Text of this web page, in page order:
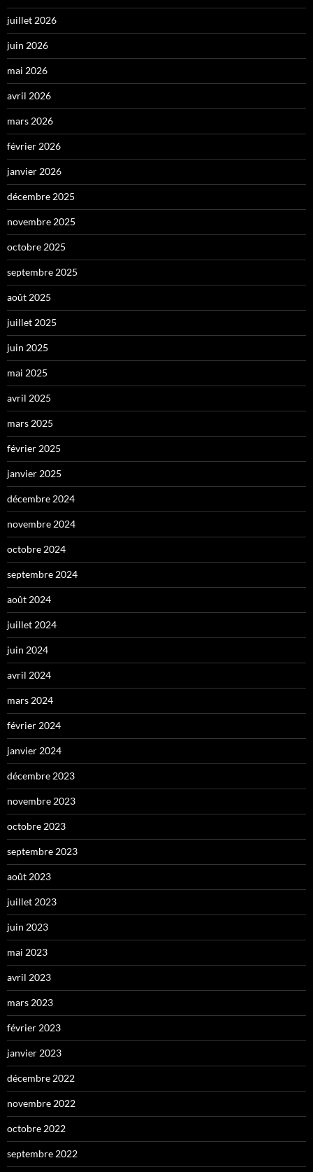
juillet 2026
juin 2026
mai 2026
avril 2026
mars 2026
février 2026
janvier 2026
décembre 2025
novembre 2025
octobre 2025
septembre 2025
août 2025
juillet 2025
juin 2025
mai 2025
avril 2025
mars 2025
février 2025
janvier 2025
décembre 2024
novembre 2024
octobre 2024
septembre 2024
août 2024
juillet 2024
juin 2024
avril 2024
mars 2024
février 2024
janvier 2024
décembre 2023
novembre 2023
octobre 2023
septembre 2023
août 2023
juillet 2023
juin 2023
mai 2023
avril 2023
mars 2023
février 2023
janvier 2023
décembre 2022
novembre 2022
octobre 2022
septembre 2022